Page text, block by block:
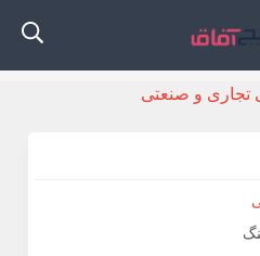
تجاری و صنعتی